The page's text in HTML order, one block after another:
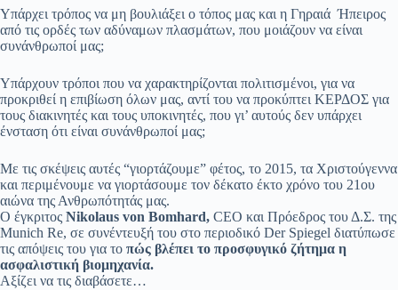
Υπάρχει τρόπος να μη βουλιάξει ο τόπος μας και η Γηραιά Ήπειρος
από τις ορδές των αδύναμων πλασμάτων, που μοιάζουν να είναι
συνάνθρωποί μας;
Υπάρχουν τρόποι που να χαρακτηρίζονται πολιτισμένοι, για να
προκριθεί η επιβίωση όλων μας, αντί του να προκύπτει ΚΕΡΔΟΣ για
τους διακινητές και τους υποκινητές, που γι’ αυτούς δεν υπάρχει
ένσταση ότι είναι συνάνθρωποί μας;
Με τις σκέψεις αυτές “γιορτάζουμε” φέτος, το 2015, τα Χριστούγεννα
και περιμένουμε να γιορτάσουμε τον δέκατο έκτο χρόνο του 21ου
αιώνα της Ανθρωπότητάς μας.
Ο έγκριτος Nikolaus von Bomhard, CEO και Πρόεδρος του Δ.Σ. της
Munich Re, σε συνέντευξή του στο περιοδικό Der Spiegel διατύπωσε
τις απόψεις του για το πώς βλέπει το προσφυγικό ζήτημα η
ασφαλιστική βιομηχανία.
Αξίζει να τις διαβάσετε…